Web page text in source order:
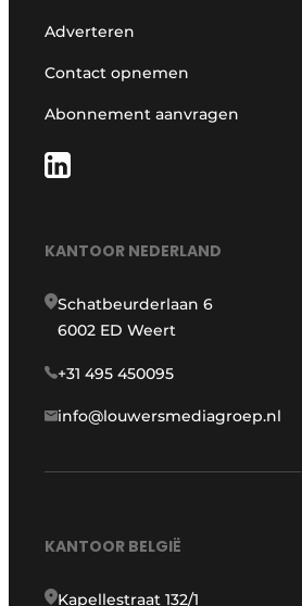
Adverteren
Contact opnemen
Abonnement aanvragen
KANTOOR NEDERLAND
Schatbeurderlaan 6
6002 ED Weert
+31 495 450095
info@louwersmediagroep.nl
KANTOOR BELGIË
Kapellestraat 132/1